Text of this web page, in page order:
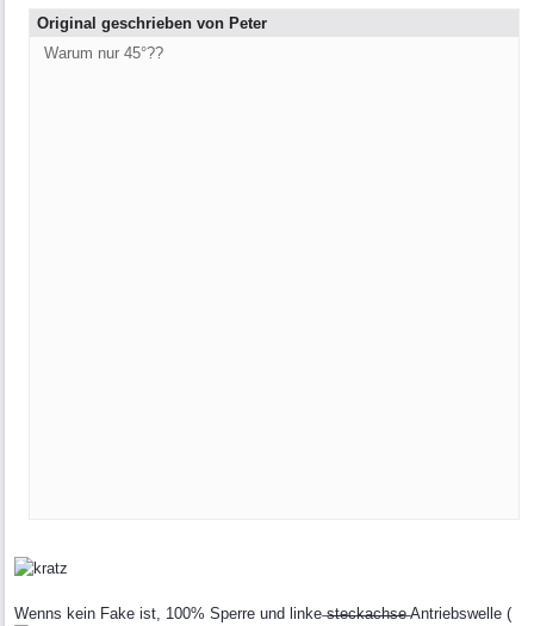
Original geschrieben von Peter
Warum nur 45°??
Wenns kein Fake ist, 100% Sperre und linke ̶s̶̶t̶̶e̶̶c̶̶k̶̶a̶̶c̶̶h̶̶s̶̶e̶ Antriebswelle (